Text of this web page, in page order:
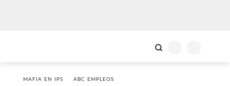
MAFIA EN IPS ABC EMPLEOS